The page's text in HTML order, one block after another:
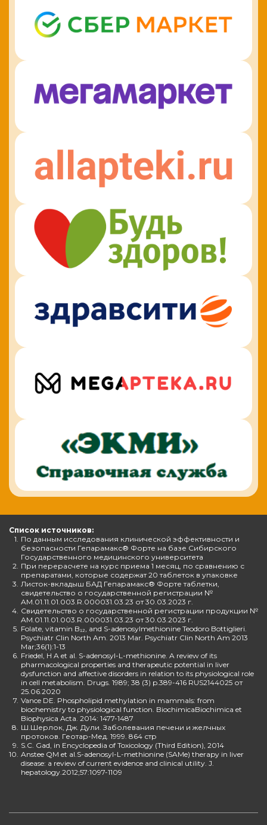
Список источников:
1. По данным исследования клинической эффективности и
безопасности Гепарамакс® Форте на базе Сибирского
Государственного медицинского университета
2. При перерасчете на курс приема 1 месяц, по сравнению с
препаратами, которые содержат 20 таблеток в упаковке
3. Листок-вкладыш БАД Гепарамакс® Форте таблетки,
свидетельство о государственной регистрации №
AM.01.11.01.003.R.000031.03.23 от 30.03.2023 г.
4. Свидетельство о государственной регистрации продукции №
AM.01.11.01.003.R.000031.03.23 от 30.03.2023 г.
5. Folate, vitamin B₁₂, and S-adenosylmethionine Teodoro Bottiglieri.
Psychiatr Clin North Am. 2013 Mar. Psychiatr Clin North Am 2013
Mar;36(1):1-13
6. Friedel, H A et al. S-adenosyl-L-methionine. A review of its
pharmacological properties and therapeutic potential in liver
dysfunction and affective disorders in relation to its physiological role
in cell metabolism. Drugs. 1989; 38 (3) p.389-416 RUS2144025 от
25.06.2020
7. Vance DE. Phospholipid methylation in mammals: from
biochemistry to physiological function. BiochimicaBiochimica et
Biophysica Acta. 2014: 1477-1487
8. Ш.Шерлок, Дж. Дули. Заболевания печени и желчных
протоков. Геотар-Мед. 1999. 864 стр
9. S.C. Gad, in Encyclopedia of Toxicology (Third Edition), 2014
10. Anstee QM et al.S-adenosyl-L-methionine (SAMe) therapy in liver
disease: a review of current evidence and clinical utility. J.
hepatology.2012;57:1097-1109